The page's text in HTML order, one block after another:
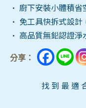
• 廚下安裝小體積省
• 免工具快拆式設計
• 高品質無鉛認證淨
分享：
找到最適